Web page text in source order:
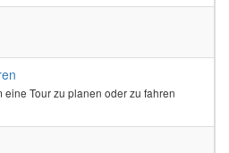
Tour zu planen oder zu fahren